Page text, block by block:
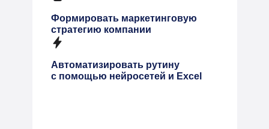
Формировать маркетинговую
стратегию компании
Автоматизировать рутину
с помощью нейросетей и Excel